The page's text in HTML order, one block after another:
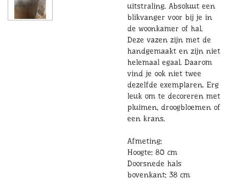
uitstraling. Absoluut een
blikvanger voor bij je in
de woonkamer of hal.
Deze vazen zijn met de
handgemaakt en zijn niet
helemaal egaal. Daarom
vind je ook niet twee
dezelfde exemplaren. Erg
leuk om te decoreren met
pluimen, droogbloemen of
een krans.
Afmeting:
Hoogte: 80 cm
Doorsnede hals
bovenkant: 38 cm